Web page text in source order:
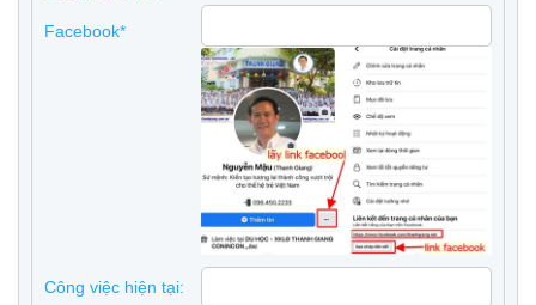
Facebook*
Công việc hiện tại: